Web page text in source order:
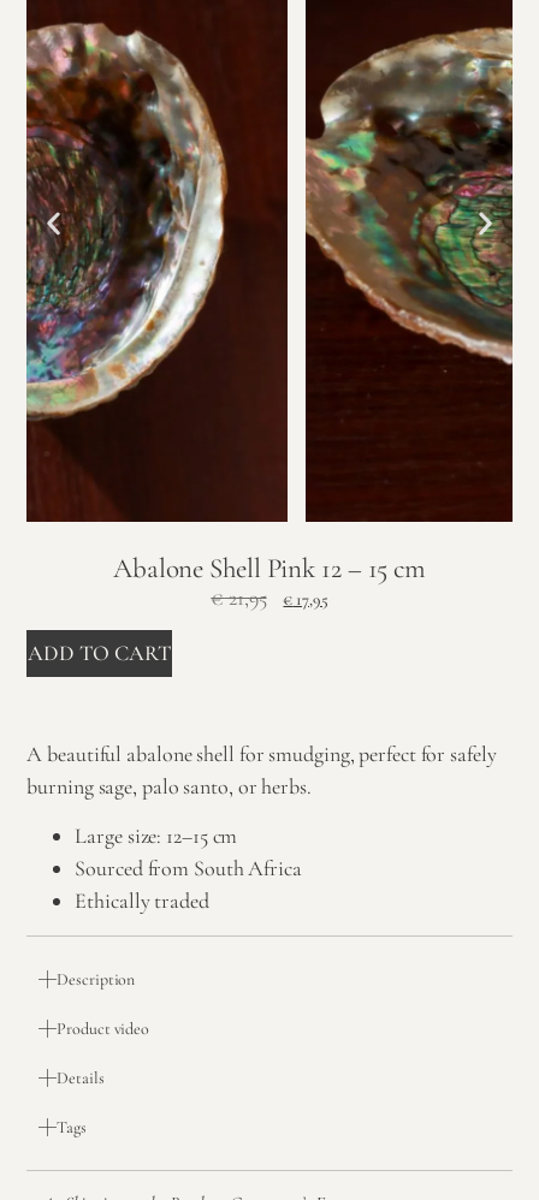
Abalone Shell Pink 12 – 15 cm
€21,95 € 17,95
ADD TO CART
A beautiful abalone shell for smudging, perfect for safely
burning sage, palo santo, or herbs.
Large size: 12–15 cm
Sourced from South Africa
Ethically traded
Description
Product video
Details
Tags